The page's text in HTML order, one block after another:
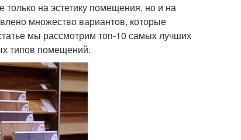
на эстетику помещения, но и на
множество вариантов, которые
мы рассмотрим топ-10 самых лучших
типов помещений.